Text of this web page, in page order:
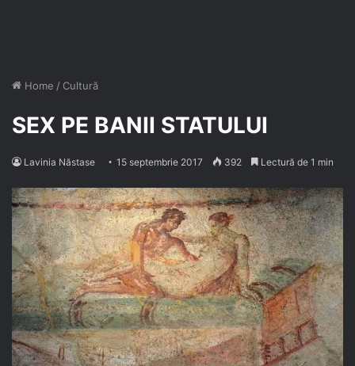
Home / Cultură
SEX PE BANII STATULUI
Lavinia Năstase 15 septembrie 2017 392 Lectură de 1 min